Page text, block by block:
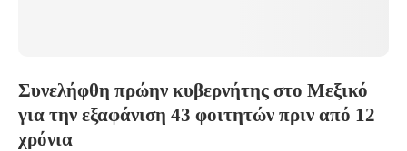
Συνελήφθη πρώην κυβερνήτης στο Μεξικό
για την εξαφάνιση 43 φοιτητών πριν από 12
χρόνια